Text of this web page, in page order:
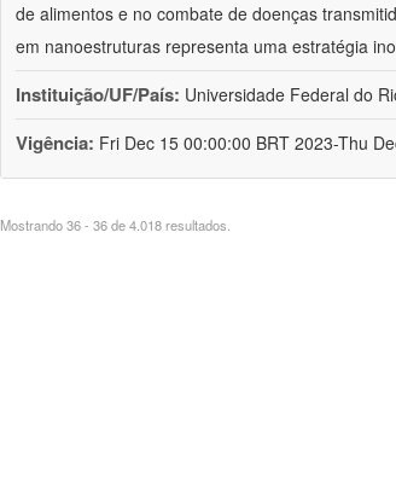
de alimentos e no combate de doenças
em nanoestruturas representa uma estratégia
Instituição/UF/País: Universidade Federal do
Vigência: Fri Dec 15 00:00:00 BRT 2023-Thu
Mostrando 36 - 36 de 4.018 resultados.